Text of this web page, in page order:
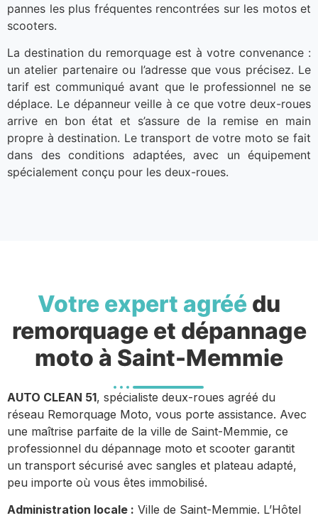
pannes les plus fréquentes rencontrées sur les motos et
scooters.
La destination du remorquage est à votre convenance :
un atelier partenaire ou l’adresse que vous précisez. Le
tarif est communiqué avant que le professionnel ne se
déplace. Le dépanneur veille à ce que votre deux-roues
arrive en bon état et s’assure de la remise en main
propre à destination. Le transport de votre moto se fait
dans des conditions adaptées, avec un équipement
spécialement conçu pour les deux-roues.
Votre expert agréé du
remorquage et dépannage
moto à Saint-Memmie
AUTO CLEAN 51, spécialiste deux-roues agréé du
réseau Remorquage Moto, vous porte assistance. Avec
une maîtrise parfaite de la ville de Saint-Memmie, ce
professionnel du dépannage moto et scooter garantit
un transport sécurisé avec sangles et plateau adapté,
peu importe où vous êtes immobilisé.
Administration locale : Ville de Saint-Memmie. L’Hôtel